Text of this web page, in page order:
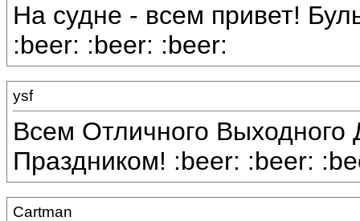
На судне - всем привет!
:beer: :beer: :beer:
ysf
Всем Отличного
Праздником! :beer: :beer:
Cartman